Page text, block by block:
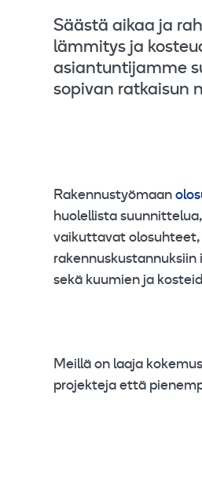
Säästä aikaa ja
lämmitys ja
asiantuntijamme
sopivan ratkaisun
Rakennustyömaan
huolellista
vaikuttavat olosuhteet,
sekä kuumien ja
Meillä on laaja
projekteja että